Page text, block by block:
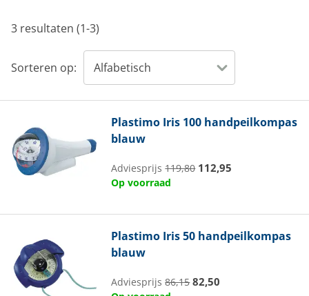
3 resultaten (1-3)
Sorteren op:
Plastimo Iris 100 handpeilkompas
blauw
Adviesprijs119,80 112,95
Op voorraad
Plastimo Iris 50 handpeilkompas
blauw
Adviesprijs86,15 82,50